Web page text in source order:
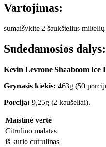
Vartojimas:
sumaišykite 2 šaukštelius
Sudedamosios dalys:
Kevin Levrone Shaaboom Ice
Grynasis kiekis: 463g (50
Porcija: 9,25g (2 kaušeliai).
Maistinė vertė
Citrulino malatas
iš kurio cutrulinas